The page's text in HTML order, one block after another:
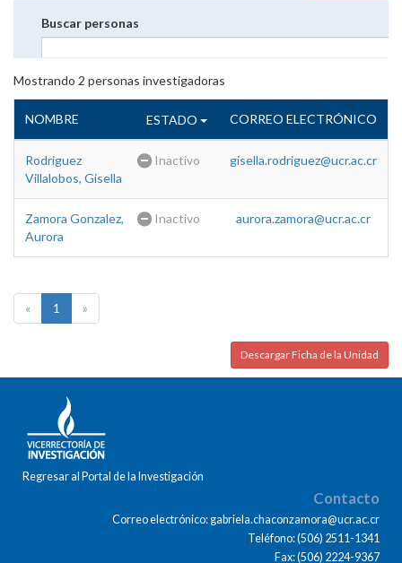
Buscar personas
Mostrando 2 personas investigadoras
NOMBRE ESTADO CORREO ELECTRÓNICO
Rodriguez
Villalobos, Gisella
Inactivo gisella.rodriguez@ucr.ac.cr
Zamora Gonzalez,
Aurora
Inactivo aurora.zamora@ucr.ac.cr
« 1 »
Descargar Ficha de la Unidad
Regresar al Portal de la Investigación
Contacto
Correo electrónico: gabriela.chaconzamora@ucr.ac.cr
Teléfono: (506) 2511-1341
Fax: (506) 2224-9367